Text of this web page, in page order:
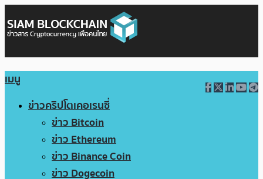
เมนู
ข่าวคริปโตเคอเรนซี่
ข่าว Bitcoin
ข่าว Ethereum
ข่าว Binance Coin
ข่าว Dogecoin